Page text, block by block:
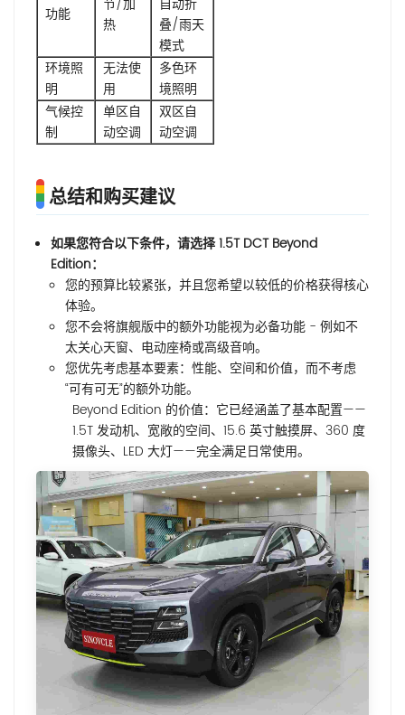
功能
节/加
热
自动折
叠/雨天
模式
环境照
明
无法使
用
多色环
境照明
气候控
制
单区自
动空调
双区自
动空调
总结和购买建议
如果您符合以下条件，请选择 1.5T DCT Beyond
Edition：
您的预算比较紧张，并且您希望以较低的价格获得核心
体验。
您不会将旗舰版中的额外功能视为必备功能 - 例如不
太关心天窗、电动座椅或高级音响。
您优先考虑基本要素：性能、空间和价值，而不考虑
“可有可无”的额外功能。
Beyond Edition 的价值：它已经涵盖了基本配置——
1.5T 发动机、宽敞的空间、15.6 英寸触摸屏、360 度
摄像头、LED 大灯——完全满足日常使用。